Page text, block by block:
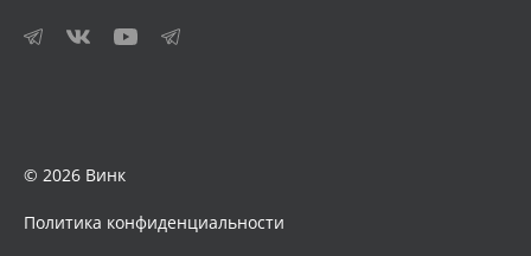
© 2026 Винк
Политика конфиденциальности